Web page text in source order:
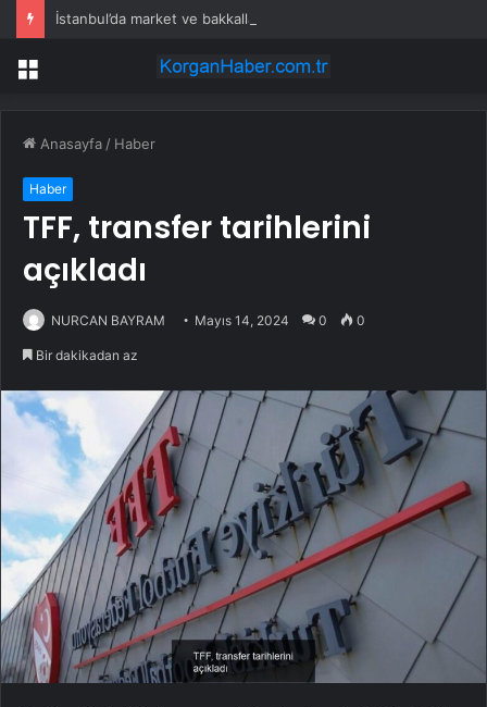
Menü
Anasayfa / Haber
Haber
TFF, transfer tarihlerini
açıkladı
NURCAN BAYRAM Mayıs 14, 2024 0 0
Bir dakikadan az